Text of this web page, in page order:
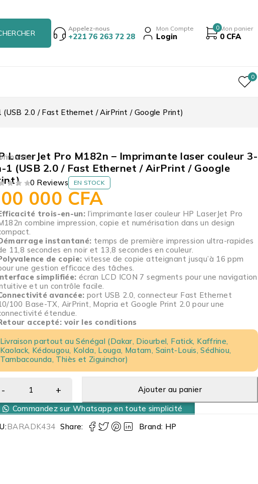
Appelez-nous
+221 76 263 72 28
Mon Compte
Login
0 Mon panier
0 CFA
0
2.0 / Fast Ethernet / AirPrint / Google Print)
LaserJet Pro M182n – Imprimante laser couleur 3-
1 (USB 2.0 / Fast Ethernet / AirPrint / Google
0 Reviews EN STOCK
000 CFA
trois-en-un: l’imprimante laser couleur HP LaserJet Pro
combine impression, copie et numérisation dans un design
instantané: temps de première impression ultra-rapides
11,8 secondes en noir et 13,8 secondes en couleur.
de copie: vitesse de copie atteignant jusqu’à 16 ppm
une gestion efficace des tâches.
simplifiée: écran LCD ICON 7 segments pour une navigation
et un contrôle facile.
avancée: port USB 2.0, connecteur Fast Ethernet
100 Base-TX, AirPrint, Mopria et Google Print 2.0 pour une
étendue.
accepté: voir les conditions
Livraison partout au Sénégal (Dakar, Diourbel, Fatick, Kaffrine,
Kaolack, Kédougou, Kolda, Louga, Matam, Saint-Louis, Sédhiou,
Tambacounda, Thiès et Ziguinchor)
Ajouter au panier
Commandez sur Whatsapp en toute simplicité
BARADK434 Share: Brand: HP